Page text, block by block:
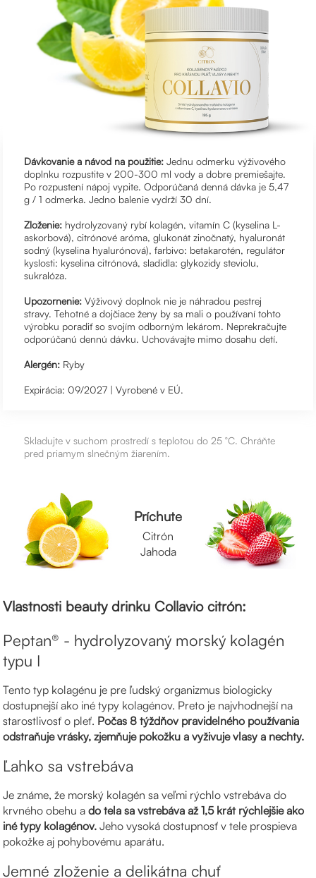
Dávkovanie a návod na použitie: Jednu odmerku výživového
doplnku rozpustite v 200-300 ml vody a dobre premiešajte.
Po rozpustení nápoj vypite. Odporúčaná denná dávka je 5,47
g / 1 odmerka. Jedno balenie vydrží 30 dní.
Zloženie: hydrolyzovaný rybí kolagén, vitamín C (kyselina L-
askorbová), citrónové aróma, glukonát zinočnatý, hyaluronát
sodný (kyselina hyalurónová), farbivo: betakarotén, regulátor
kyslosti: kyselina citrónová, sladidla: glykozidy steviolu,
sukralóza.
Upozornenie: Výživový doplnok nie je náhradou pestrej
stravy. Tehotné a dojčiace ženy by sa mali o používaní tohto
výrobku poradiť so svojím odborným lekárom. Neprekračujte
odporúčanú dennú dávku. Uchovávajte mimo dosahu detí.
Alergén: Ryby
Expirácia: 09/2027 | Vyrobené v EÚ.
Skladujte v suchom prostredí s teplotou do 25 °C. Chráňte
pred priamym slnečným žiarením.
Príchute
Citrón
Jahoda
Vlastnosti beauty drinku Collavio citrón:
Peptan® - hydrolyzovaný morský kolagén
typu I
Tento typ kolagénu je pre ľudský organizmus biologicky
dostupnejší ako iné typy kolagénov. Preto je najvhodnejší na
starostlivosť o pleť. Počas 8 týždňov pravidelného používania
odstraňuje vrásky, zjemňuje pokožku a vyživuje vlasy a nechty.
Ľahko sa vstrebáva
Je známe, že morský kolagén sa veľmi rýchlo vstrebáva do
krvného obehu ado tela sa vstrebáva až 1,5 krát rýchlejšie ako
iné typy kolagénov. Jeho vysoká dostupnosť v tele prospieva
pokožke aj pohybovému aparátu.
Jemné zloženie a delikátna chuť